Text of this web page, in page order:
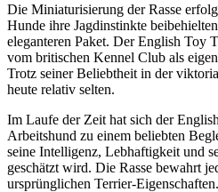
Die Miniaturisierung der Rasse
Hunde ihre Jagdinstinkte
eleganteren Paket. Der English Toy
vom britischen Kennel Club als
Trotz seiner Beliebtheit in der
heute relativ selten.
Im Laufe der Zeit hat sich der
Arbeitshund zu einem beliebten
seine Intelligenz, Lebhaftigkeit und
geschätzt wird. Die Rasse bewahrt
ursprünglichen Terrier-Eigenschaften.